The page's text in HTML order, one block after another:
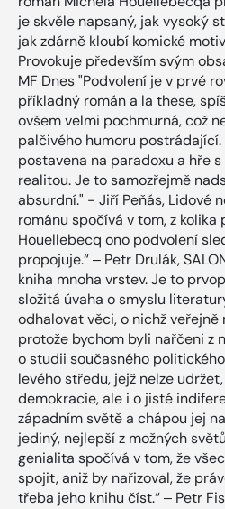
je skvěle napsaný, jak vysoký
jak zdárně kloubí komické
Provokuje především svým
MF Dnes "Podvolení je v prvé
příkladný román a la these,
ovšem velmi pochmurná, což
palčivého humoru
postavena na paradoxu a hře
realitou. Je to samozřejmě
absurdní." - Jiří Peňás, Lidové
románu spočívá v tom, z kolika
Houellebecq ono podvolení
propojuje.“ ‒ Petr Drulák,
kniha mnoha vrstev. Je to
složitá úvaha o smyslu
odhalovat věci, o nichž veřejně
protože bychom byli nařčeni z
o studii současného
levého středu, jejž nelze
demokracie, ale i o jisté
západním světě a chápou jej
jediný, nejlepší z možných
genialita spočívá v tom, že
spojit, aniž by nařizoval, že
třeba jeho knihu číst.“ ‒ Petr